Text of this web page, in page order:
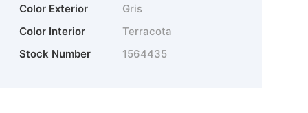
Color Exterior
Gris
Color Interior
Terracota
Stock Number
1564435